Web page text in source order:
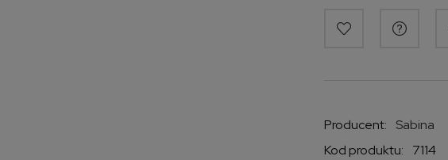
Producent:
Sabina
Kod produktu:
7114